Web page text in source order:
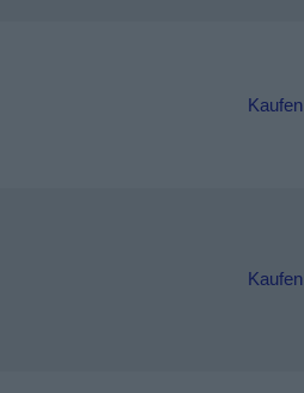
Kaufen
Kaufen